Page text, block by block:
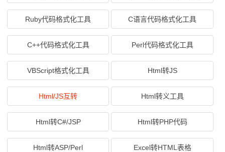
Ruby代码格式化工具 C语言代码格式化工具
C++代码格式化工具 Perl代码格式化工具
VBScript格式化工具 Html转JS
Html/JS互转 Html转义工具
Html转C#/JSP Html转PHP代码
Html转ASP/Perl Excel转HTML表格